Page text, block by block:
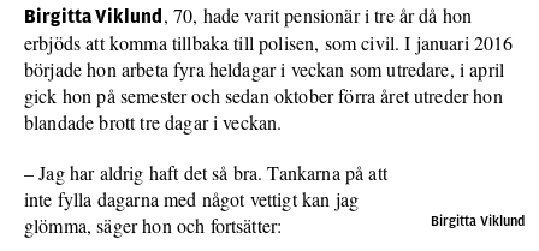
Birgitta Viklund , 70, hade varit pensionär i tre år då hon
erbjöds att komma tillbaka till polisen, som civil. I januari 2016
började hon arbeta fyra heldagar i veckan som utredare, i april
gick hon på semester och sedan oktober förra året utreder hon
blandade brott tre dagar i veckan.
Birgitta Viklund
– Jag har aldrig haft det så bra. Tankarna på att
inte fylla dagarna med något vettigt kan jag
glömma, säger hon och fortsätter: